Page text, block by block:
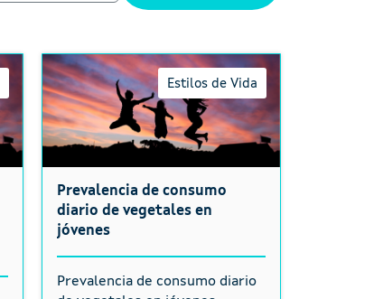
Estilos de Vida
Prevalencia de consumo
diario de vegetales en
jóvenes
Prevalencia de consumo diario